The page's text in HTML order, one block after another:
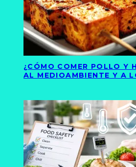
¿CÓMO COMER POLLO Y
AL MEDIOAMBIENTE Y A